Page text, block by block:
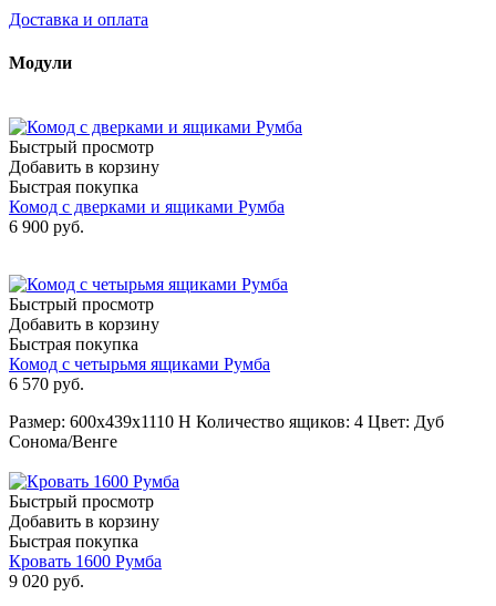
Доставка и оплата
Модули
Быстрый просмотр
Добавить в корзину
Быстрая покупка
Комод с дверками и ящиками Румба
6 900 руб.
Быстрый просмотр
Добавить в корзину
Быстрая покупка
Комод с четырьмя ящиками Румба
6 570 руб.
Размер: 600х439х1110 Н Количество ящиков: 4 Цвет: Дуб
Сонома/Венге
Быстрый просмотр
Добавить в корзину
Быстрая покупка
Кровать 1600 Румба
9 020 руб.